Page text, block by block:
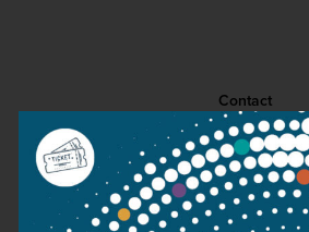
Contact
Public information
Press room
Terms and privacy